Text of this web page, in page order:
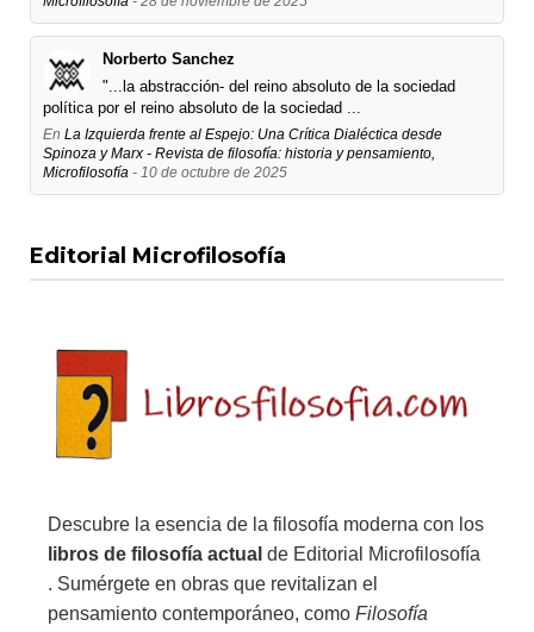
Norberto Sanchez
"...la abstracción- del reino absoluto de la sociedad
política por el reino absoluto de la sociedad ...
En La Izquierda frente al Espejo: Una Crítica Dialéctica desde
Spinoza y Marx - Revista de filosofía: historia y pensamiento,
Microfilosofía - 10 de octubre de 2025
Editorial Microfilosofía
Descubre la esencia de la filosofía moderna con los
libros de filosofía actual de Editorial Microfilosofía
. Sumérgete en obras que revitalizan el
pensamiento contemporáneo, como Filosofía